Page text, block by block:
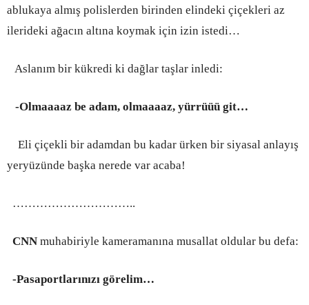
ablukaya almış polislerden birinden elindeki çiçekleri az
ilerideki ağacın altına koymak için izin istedi…
Aslanım bir kükredi ki dağlar taşlar inledi:
-Olmaaaaz be adam, olmaaaaz, yürrüüü git…
Eli çiçekli bir adamdan bu kadar ürken bir siyasal anlayış
yeryüzünde başka nerede var acaba!
…………………………..
CNN muhabiriyle kameramanına musallat oldular bu defa:
-Pasaportlarınızı görelim…